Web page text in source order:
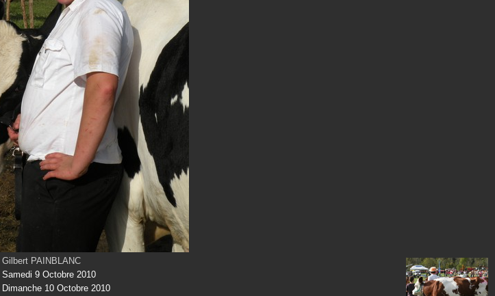
Gilbert PAINBLANC
Samedi 9 Octobre 2010
Dimanche 10 Octobre 2010